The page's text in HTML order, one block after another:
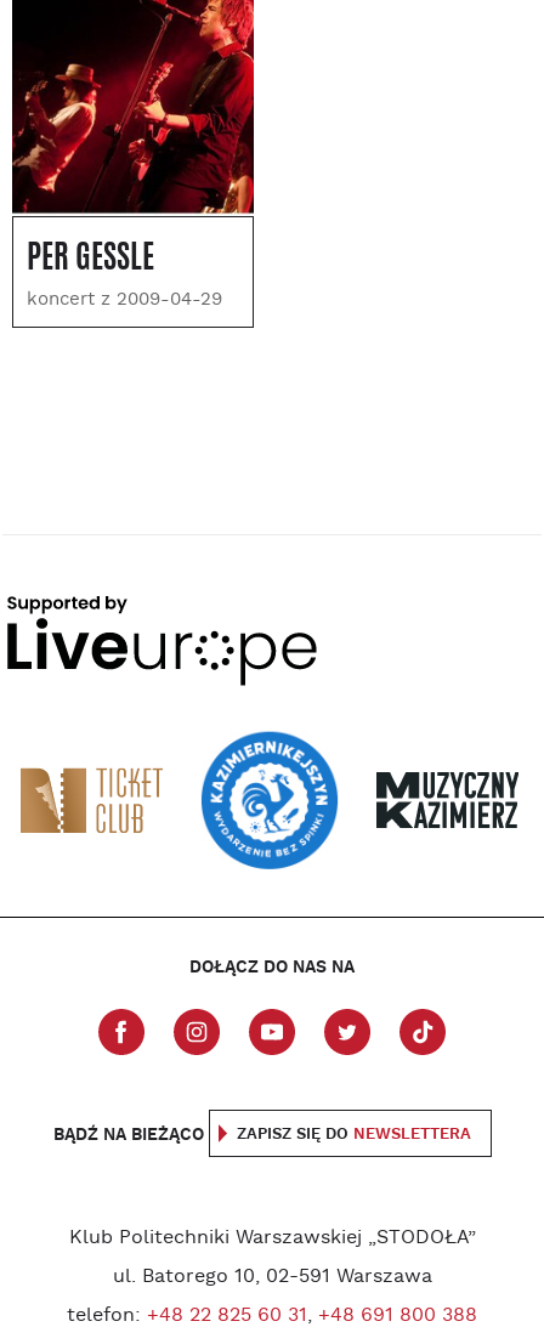
PER GESSLE
koncert z 2009-04-29
DOŁĄCZ DO NAS NA
BĄDŹ NA BIEŻĄCO ZAPISZ SIĘ DO NEWSLETTERA
Klub Politechniki Warszawskiej „STODOŁA”
ul. Batorego 10, 02-591 Warszawa
telefon: +48 22 825 60 31, +48 691 800 388